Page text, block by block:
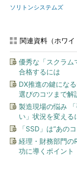
ソリトンシステムズ
関連資料（ホワイ
優秀な「スクラム
合格するには
DX推進の鍵にな
選びのコツまで解
製造現場の悩み
い」状況を変える
「SSD」は“あの
経理・財務部門の
功に導くポイント